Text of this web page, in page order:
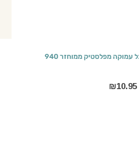
צלחת אוכל עמוקה מפלסטיק ממוחזר 940
₪10.95